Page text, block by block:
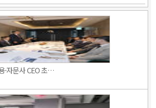
·자문사 CEO 초…